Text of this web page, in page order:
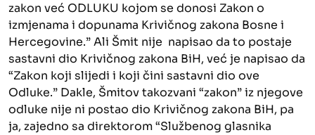
zakon već ODLUKU kojom se donosi Zakon o
izmjenama i dopunama Krivičnog zakona Bosne i
Hercegovine.” Ali Šmit nije napisao da to postaje
sastavni dio Krivičnog zakona BiH, već je napisao da
“Zakon koji slijedi i koji čini sastavni dio ove
Odluke.” Dakle, Šmitov takozvani “zakon” iz njegove
odluke nije ni postao dio Krivičnog zakona BiH, pa
ja, zajedno sa direktorom “Službenog glasnika